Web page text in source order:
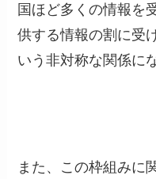
国ほど多くの情報を
供する情報の割に受
いう非対称な関係に
また、この枠組みに